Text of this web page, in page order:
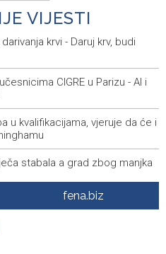
VIJESTI
krvi - Daruj krv, budi
CIGRE u Parizu - AI i
u kvalifikacijama, vjeruje da će i
stabala a grad zbog manjka
podatke o povučenom i
u 40 kontrola
hiljada posjetitelja na Piroti
fena.biz